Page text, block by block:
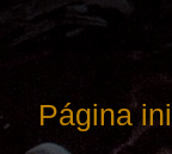
Página